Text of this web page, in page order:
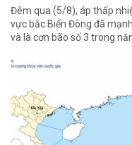
Đêm qua (5/8), áp thấp
vực bắc Biển Đông đã
và là cơn bão số 3 trong